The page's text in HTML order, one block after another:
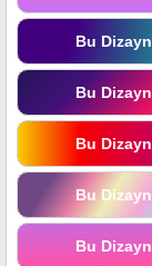
Bu
Bu
Bu
Bu
Bu